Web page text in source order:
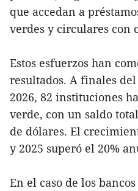
que accedan a
verdes y circulares con
Estos esfuerzos han
resultados. A finales
2026, 82 instituciones
verde, con un saldo
de dólares. El
y 2025 superó el 20%
En el caso de los